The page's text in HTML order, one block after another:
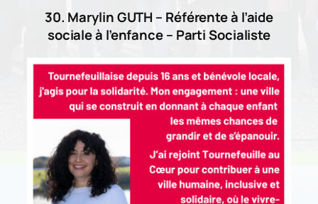
30. Marylin GUTH – Référente à l’aide
sociale à l’enfance – Parti Socialiste